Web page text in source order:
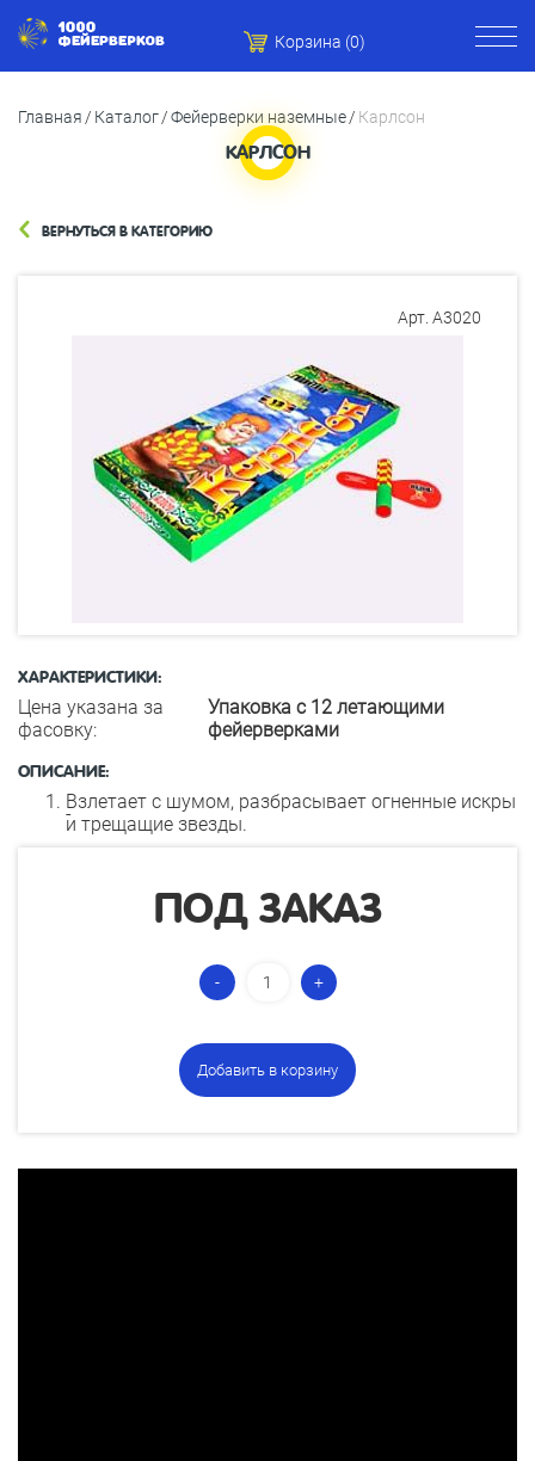
Корзина (0)
Главная Каталог Фейерверки наземные Карлсон
КАРЛСОН
ВЕРНУТЬСЯ В КАТЕГОРИЮ
Арт. А3020
ПОД ЗАКАЗ
Добавить в корзину
ХАРАКТЕРИСТИКИ:
Цена указана за
фасовку:
Упаковка с 12 летающими
фейерверками
ОПИСАНИЕ:
Взлетает с шумом, разбрасывает огненные искры
и трещащие звезды.